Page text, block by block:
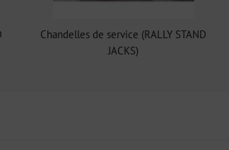
Chandelles de service (RALLY STAND
JACKS)